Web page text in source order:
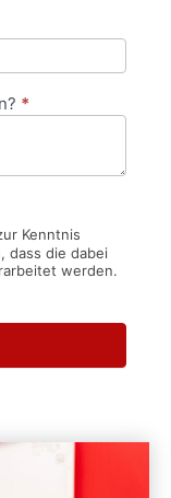
*
Kenntnis
dass die dabei
werden.